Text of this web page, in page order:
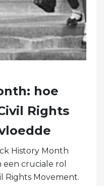
hoe
Rights
History Month
cruciale rol
Rights Movement.